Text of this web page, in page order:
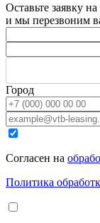
Оставьте заявку
и мы перезвоним
Город
Согласен на
Политика